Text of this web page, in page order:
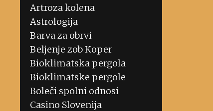
Artroza kolena
Astrologija
Barva za obrvi
Beljenje zob Koper
Bioklimatska pergola
Bioklimatske pergole
Boleči spolni odnosi
Casino Slovenija